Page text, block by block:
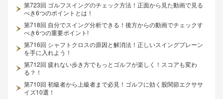
第723回 ゴルフスイングのチェック方法！正面から見た動画で見る
べき6つのポイントとは！
第718回 自分でスイング分析できる！後方からの動画でチェックす
べき6つの重要ポイント!
第716回 シャフトクロスの原因と解消法！正しいスイングプレーン
を手に入れよう！
第712回 疲れない歩き方でもっとゴルフが楽しく！スコアも変わ
る？！
第710回 初級者から上級者まで必見！ゴルフに効く股関節エクササ
イズ10選！